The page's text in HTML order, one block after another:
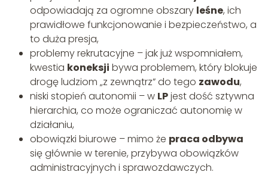
odpowiadają za ogromne obszary leśne, ich
prawidłowe funkcjonowanie i bezpieczeństwo, a
to duża presja,
problemy rekrutacyjne – jak już wspomniałem,
kwestia koneksji bywa problemem, który blokuje
drogę ludziom „z zewnątrz” do tego zawodu,
niski stopień autonomii – w LPjest dość sztywna
hierarchia, co może ograniczać autonomię w
działaniu,
obowiązki biurowe – mimo że praca odbywa
się głównie w terenie, przybywa obowiązków
administracyjnych i sprawozdawczych.